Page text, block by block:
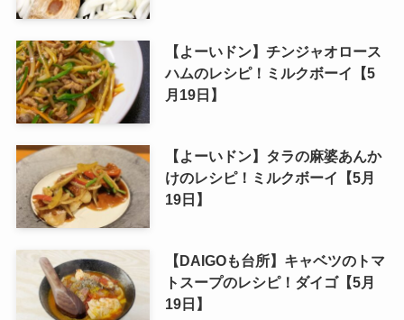
【よーいドン】チンジャオロース
ハムのレシピ！ミルクボーイ【5
月19日】
【よーいドン】タラの麻婆あんか
けのレシピ！ミルクボーイ【5月
19日】
【DAIGOも台所】キャベツのトマ
トスープのレシピ！ダイゴ【5月
19日】